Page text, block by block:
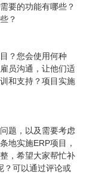
要的功能有哪些？
？
？您会使用何种
员沟通，让他们适
和支持？项目实施
题，以及需要考虑
地实施ERP项目，
，希望大家帮忙补
？可以通过评论或